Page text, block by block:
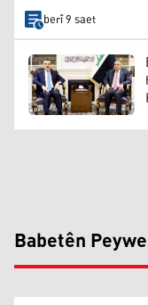
berî 9 saet
Babetên